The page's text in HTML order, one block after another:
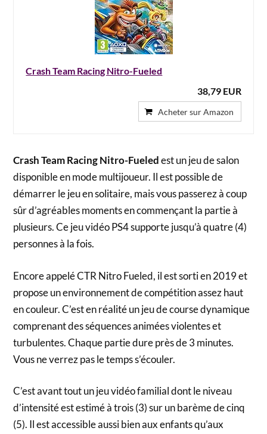
Crash Team Racing Nitro-Fueled
38,79 EUR
Acheter sur Amazon
Crash Team Racing Nitro-Fueledest un jeu de salon
disponible en mode multijoueur. Il est possible de
démarrer le jeu en solitaire, mais vous passerez à coup
sûr d’agréables moments en commençant la partie à
plusieurs. Ce jeu vidéo PS4 supporte jusqu’à quatre (4)
personnes à la fois.
Encore appelé CTR Nitro Fueled, il est sorti en 2019 et
propose un environnement de compétition assez haut
en couleur. C’est en réalité un jeu de course dynamique
comprenant des séquences animées violentes et
turbulentes. Chaque partie dure près de 3 minutes.
Vous ne verrez pas le temps s’écouler.
C’est avant tout un jeu vidéo familial dont le niveau
d’intensité est estimé à trois (3) sur un barème de cinq
(5). Il est accessible aussi bien aux enfants qu’aux